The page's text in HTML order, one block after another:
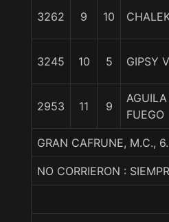
3262 9 10
3245 10 5 GIPSY
2953 11 9
FUEGO
GRAN CAFRUNE, M.C.,
NO CORRIERON :